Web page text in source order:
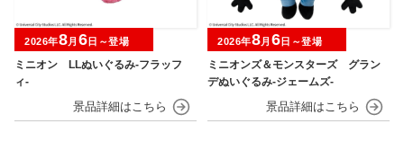
ミニオン LLぬいぐるみ‐フラッフ
ィ‐
2026年8月 6日～登場
ミニオンズ＆モンスターズ グラン
デぬいぐるみ‐ジェームズ‐
2026年8月 6日～登場